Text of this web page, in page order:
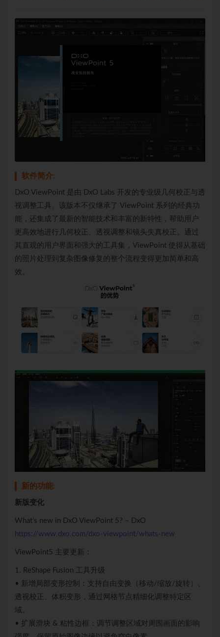
软件简介:
DxO ViewPoint 是由 DxO Labs 开发的专业级几何校正与透
视调整工具。该版本不仅继承了 ViewPoint 系列的经典功
能，还集成了最新的智能技术和丰富的新特性，帮助用户
更高效地进行几何校正、透视调整和镜头失真校正。通过
其直观的用户界面和强大的工具集，ViewPoint 使得从基础
的照片处理到复杂图像修复的整个流程变得更加简单和高
效。
新的功能:
新版变化
What’s new in DxO ViewPoint 5? – DxO
https://www.dxo.com/dxo-viewpoint/whats-new
ViewPoint5 主要更新：
1. ReShape Fusion 工具升级
• 新增局部变形控制：支持自由变换（移动/缩放/旋转）、
透视校正、体积变形，通过网格节点精细化调整特定区
域。
• 扩展滑块 & 粘性边框：调节调整区域对周围画面的影响